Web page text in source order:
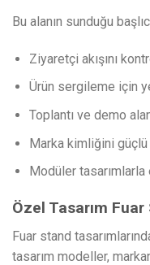
Bu alanın sunduğu
Ziyaretçi akışını
Ürün sergileme için
Toplantı ve demo
Marka kimliğini güçlü
Modüler tasarımlarla
Özel Tasarım
Fuar stand
tasarım modeller,